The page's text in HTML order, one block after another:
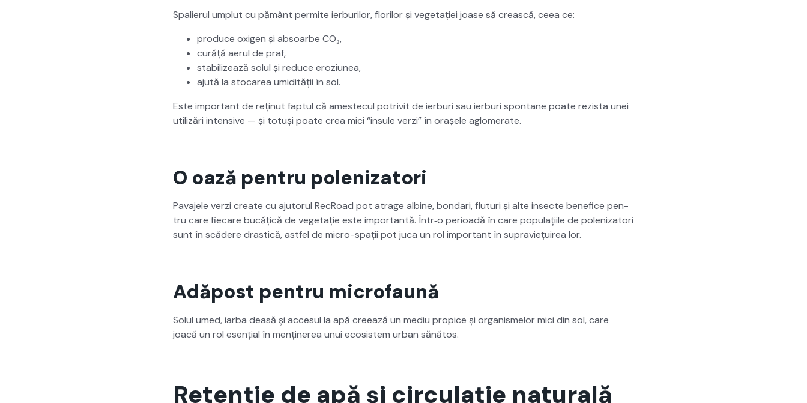
Spalierul umplut cu pământ per­mite ier­burilor, flo­rilor și veg­e­tației joase să crească, ceea ce:
pro­duce oxi­gen și absoarbe CO₂,
curăță aerul de praf,
sta­bi­lizează solul și reduce eroz­i­unea,
ajută la sto­carea umid­ității în sol.
Este impor­tant de rețin­ut fap­tul că amestecul potriv­it de ier­buri sau ier­buri spon­tane poate rezista unei
uti­lizări inten­sive — și totuși poate crea mici “insule verzi” în orașele aglom­er­ate.
O oază pentru polenizatori
Pava­jele verzi cre­ate cu aju­torul RecRoad pot atrage albine, bon­dari, flu­turi și alte insecte benefice pen­
tru care fiecare bucățică de veg­e­tație este impor­tan­tă. Într‑o perioadă în care pop­u­lați­ile de pol­eniza­tori
sunt în scădere dras­tică, ast­fel de micro-spații pot juca un rol impor­tant în supraviețuirea lor.
Adăpost pentru microfaună
Solul umed, iar­ba deasă și acce­sul la apă creează un mediu prop­ice și organ­is­melor mici din sol, care
joacă un rol esențial în menținerea unui eco­sis­tem urban sănă­tos.
Retenție de apă și circulație naturală